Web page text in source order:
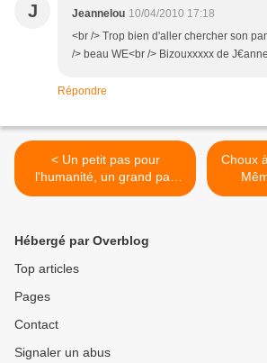
J Jeannelou 10/04/2010 17:18
<br /> Trop bien d'aller chercher son
/> beau WE<br /> Bizouxxxxx de
Répondre
< Un petit pas pour
l'humanité, un grand pas
pour moi !
Choux
Hébergé par Overblog
Top articles
Pages
Contact
Signaler un abus